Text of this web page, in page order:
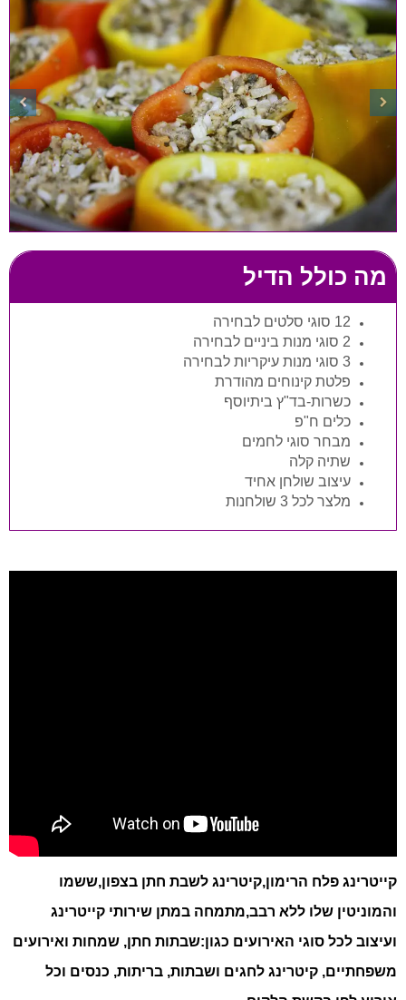
מה כולל הדיל
12 סוגי סלטים לבחירה
2 סוגי מנות ביניים לבחירה
3 סוגי מנות עיקריות לבחירה
פלטת קינוחים מהודרת
כשרות-בד"ץ ביתיוסף
כלים ח"פ
מבחר סוגי לחמים
שתיה קלה
עיצוב שולחן אחיד
מלצר לכל 3 שולחנות
קייטרינג פלח הרימון,קיטרינג לשבת חתן בצפון,ששמו
והמוניטין שלו ללא רבב,מתמחה במתן שירותי קייטרינג
ועיצוב לכל סוגי האירועים כגון:שבתות חתן, שמחות ואירועים
משפחתיים, קיטרינג לחגים ושבתות, בריתות, כנסים וכל